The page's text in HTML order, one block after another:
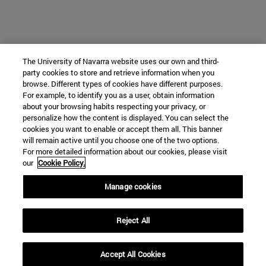
The University of Navarra website uses our own and third-
party cookies to store and retrieve information when you
browse. Different types of cookies have different purposes.
For example, to identify you as a user, obtain information
about your browsing habits respecting your privacy, or
personalize how the content is displayed. You can select the
cookies you want to enable or accept them all. This banner
will remain active until you choose one of the two options.
For more detailed information about our cookies, please visit
our Cookie Policy.
Manage cookies
Reject All
Accept All Cookies